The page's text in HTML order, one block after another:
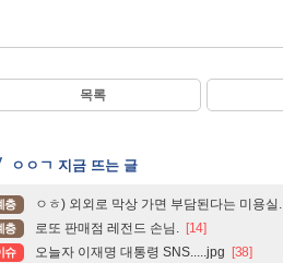
목록
ㅇㅇㄱ 지금 뜨는 글
층 ㅇㅎ) 외외로 막상 가면 부담된다는 미용실.
층 로또 판매점 레전드 손님. [14]
슈 오늘자 이재명 대통령 SNS.....jpg [38]